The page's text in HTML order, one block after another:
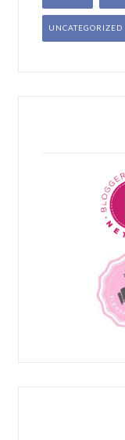
UNCATEGORIZED